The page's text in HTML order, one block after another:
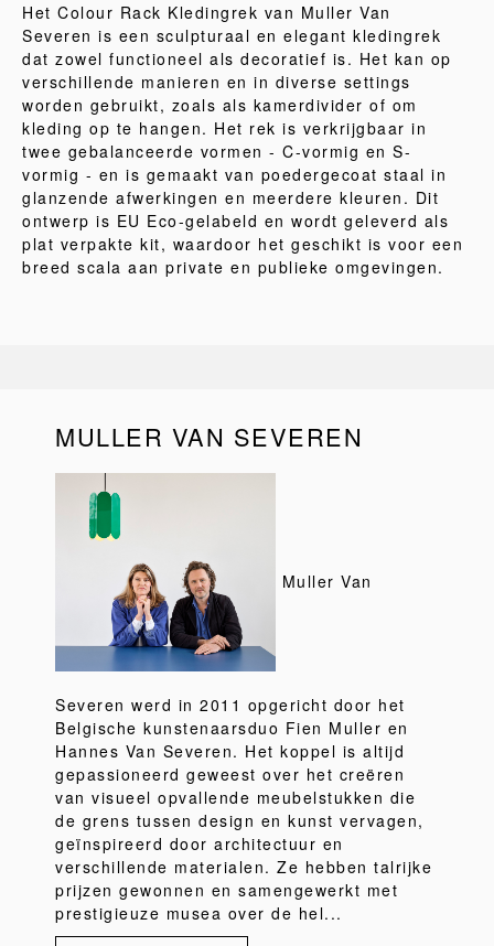
Het Colour Rack Kledingrek van Muller Van
Severen is een sculpturaal en elegant kledingrek
dat zowel functioneel als decoratief is. Het kan op
verschillende manieren en in diverse settings
worden gebruikt, zoals als kamerdivider of om
kleding op te hangen. Het rek is verkrijgbaar in
twee gebalanceerde vormen - C-vormig en S-
vormig - en is gemaakt van poedergecoat staal in
glanzende afwerkingen en meerdere kleuren. Dit
ontwerp is EU Eco-gelabeld en wordt geleverd als
plat verpakte kit, waardoor het geschikt is voor een
breed scala aan private en publieke omgevingen.
MULLER VAN SEVEREN
Muller Van
Severen werd in 2011 opgericht door het
Belgische kunstenaarsduo Fien Muller en
Hannes Van Severen. Het koppel is altijd
gepassioneerd geweest over het creëren
van visueel opvallende meubelstukken die
de grens tussen design en kunst vervagen,
geïnspireerd door architectuur en
verschillende materialen. Ze hebben talrijke
prijzen gewonnen en samengewerkt met
prestigieuze musea over de hel...